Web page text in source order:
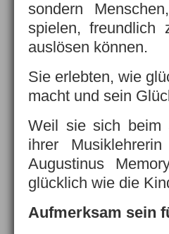
sondern
spielen, freundlich
auslösen können.
Sie erlebten, wie
macht und sein
Weil sie sich beim
ihrer
Augustinus
glücklich wie die
Aufmerksam sein